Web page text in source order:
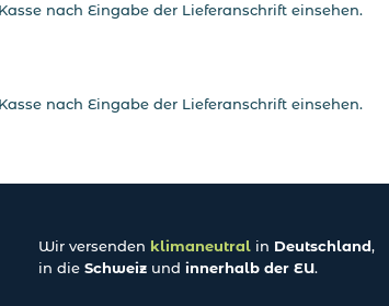
nach Eingabe der Lieferanschrift einsehen.
nach Eingabe der Lieferanschrift einsehen.
Wir versenden klimaneutral in Deutschland,
in die Schweiz und innerhalb der EU.